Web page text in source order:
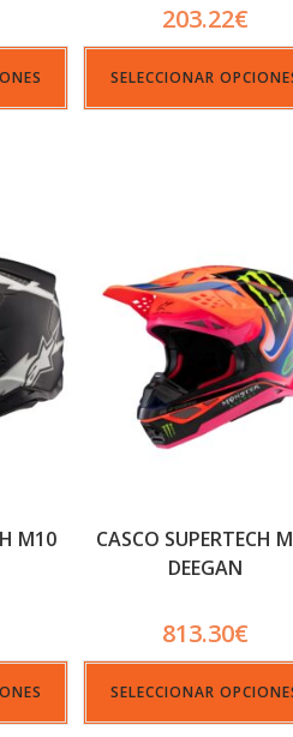
203.22€
SELECCIONAR
M10
CASCO SUPERTECH
DEEGAN
813.30€
SELECCIONAR